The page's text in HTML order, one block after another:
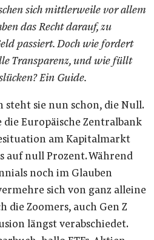
sich mittlerweile vor allem
das Recht darauf, zu
passiert. Doch wie fordert
Transparenz, und wie füllt
Ein Guide.
steht sie nun schon, die Null.
die Europäische Zentralbank
am Kapitalmarkt
auf null Prozent. Während
noch im Glauben
sich von ganz alleine
die Zoomers, auch Gen Z
längst verabschiedet.